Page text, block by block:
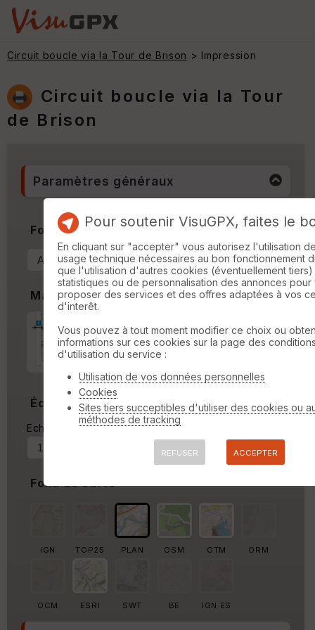
Circuit boucle via la Tour de Brison > Impression
Circuit boucle via la Tour
de Brison
Paramètres généraux
Format & Orientation
Marges
Marge autour de la trace
%
Échelle
Echelle actuelle : 1/10277
Fond de carte
IGN TOP25 PLAN OSM OTM ORM
OCM ESRI SWT BE IGN ES
Pour soutenir VisuGPX, faites le
En cliquant sur "accepter" vous autorisez l'utilisation
usage technique nécessaires au bon fonctionnement
que l'utilisation d'autres cookies (éventuellement
statistiques ou de personnalisation des annonces pour
proposer des services et des offres adaptées à vos
d'interêt.
Vous pouvez à tout moment modifier ce choix ou
informations sur ces cookies sur la page des
d'utilisation du service :
Utilisation de vos données personnelles
Cookies
Sites tiers succeptibles d'utiliser des cookies ou
méthodes de tracking
REFUSER ACCEPTER